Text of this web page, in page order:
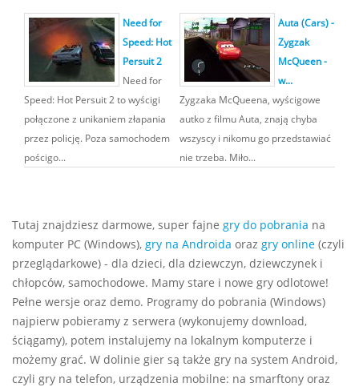
Need for
Speed: Hot
Persuit 2
Need for
Speed: Hot Persuit 2 to wyścigi
połączone z unikaniem złapania
przez policję. Poza samochodem
pościgo...
Auta (Cars) -
Zygzak
McQueen -
w...
Zygzaka McQueena, wyścigowe
autko z filmu Auta, znają chyba
wszyscy i nikomu go przedstawiać
nie trzeba. Miło...
Tutaj znajdziesz darmowe, super fajne gry do pobrania na
komputer PC (Windows), gry na Androida oraz gry online (czyli
przeglądarkowe) - dla dzieci, dla dziewczyn, dziewczynek i
chłopców, samochodowe. Mamy stare i nowe gry odlotowe!
Pełne wersje oraz demo. Programy do pobrania (Windows)
najpierw pobieramy z serwera (wykonujemy download,
ściągamy), potem instalujemy na lokalnym komputerze i
możemy grać. W dolinie gier są także gry na system Android,
czyli gry na telefon, urządzenia mobilne: na smarftony oraz